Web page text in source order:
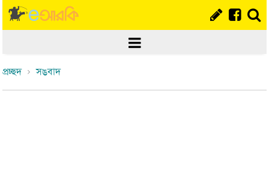
প্রচ্ছদ সঙবাদ